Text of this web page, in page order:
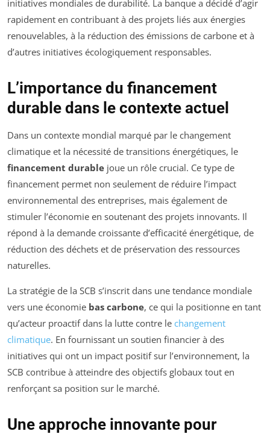
initiatives mondiales de durabilité. La banque a décidé d’agir
rapidement en contribuant à des projets liés aux énergies
renouvelables, à la réduction des émissions de carbone et à
d’autres initiatives écologiquement responsables.
L’importance du financement
durable dans le contexte actuel
Dans un contexte mondial marqué par le changement
climatique et la nécessité de transitions énergétiques, le
financement durable joue un rôle crucial. Ce type de
financement permet non seulement de réduire l’impact
environnemental des entreprises, mais également de
stimuler l’économie en soutenant des projets innovants. Il
répond à la demande croissante d’efficacité énergétique, de
réduction des déchets et de préservation des ressources
naturelles.
La stratégie de la SCB s’inscrit dans une tendance mondiale
vers une économie bas carbone, ce qui la positionne en tant
qu’acteur proactif dans la lutte contre le changement
climatique. En fournissant un soutien financier à des
initiatives qui ont un impact positif sur l’environnement, la
SCB contribue à atteindre des objectifs globaux tout en
renforçant sa position sur le marché.
Une approche innovante pour